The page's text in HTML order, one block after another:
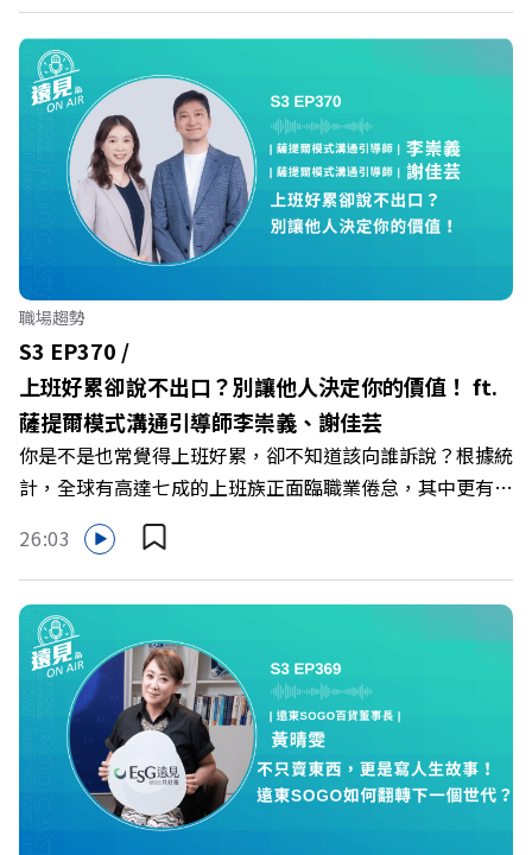
家爭鳴的激烈浪潮下，傳統的健身房該如何轉型突圍？ 本
集《遠見ON AIR》邀請到可爾姿Curves台灣執行長林宏
遠，帶你解析可爾姿如何打造出兼顧健康生活與女力創業的
健身新契機！ 🔺如何從「傳統大型健身房」轉型為「社區
運動便利店」？ 🔺運動如何落實最貼心的「女性專屬、零
壓力」空間？ 🔺對抗肌少症、預防高齡化！驚豔醫學界的
「社會處方」 🔺超高加盟成功率！為無數女性圓夢的「女
力互助與微型創業平台」 主持人／遠見雜誌副社長兼遠見
智庫總編輯 李建興 與談人／可爾姿Curves台灣執行長 林宏
遠 +++++ 🫧清除腦袋的盲點，也順手理清生活的雜亂。 點
開看質感養成術>> https://gvmkt.pse.is/9al3px ✨關注
《遠見》更多的社群： LINE：https://reurl.cc/A4ELQp
IG：https://bit.ly/3AjBWNV YT：https://bit.ly/38jNi9k
Powered by Firstory Hosting
職場趨勢
S3 EP370 /
上班好累卻說不出口？別讓他人決定你的價值！ ft.
薩提爾模式溝通引導師李崇義、謝佳芸
你是不是也常覺得上班好累，卻不知道該向誰訴說？根據統
計，全球有高達七成的上班族正面臨職業倦怠，其中更有三
成默默承受著「沉默的倦怠」。當主管的期待、同儕的競爭
與承上啟下的壓力成為日常，身在職場的我們該如何停止無
止境的自我懷疑，在人際風暴中找回安頓內心的力量？ 本
集《遠見ON AIR》邀請新書《透視職場冰山》作者、薩提
爾模式溝通引導師李崇義與謝佳芸，教你如何看穿職場底層
的應對姿態，以及在緊湊的職場節奏中，修煉安頓心法！
🔺你的自我價值，難道只能由考績和主管來決定？ 🔺你或
你的同事，正在用哪種「不一致」的姿態應對壓力？ 🔺如
何在中高壓的「三明治主管」困境中全身而退？ 主持人／
遠見雜誌總編輯 林讓均 與談人／薩提爾模式溝通引導師、
作者 李崇義、謝佳芸 +++++ 🫧清除腦袋的盲點，也順手理
26:03